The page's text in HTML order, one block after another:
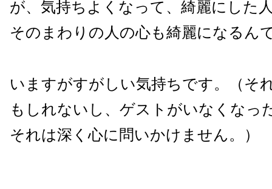
が、気持ちよくなって、綺麗にした
そのまわりの人の心も綺麗になるん
いますがすがしい気持ちです。（そ
もしれないし、ゲストがいなくなっ
それは深く心に問いかけません。）